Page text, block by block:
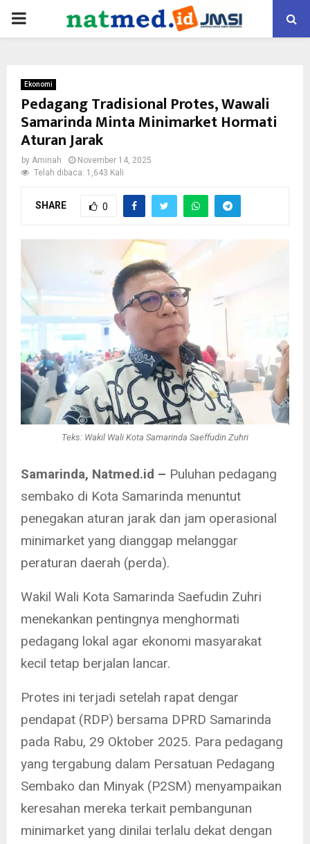
PRIMARY
Ekonomi
Pedagang Tradisional Protes, Wawali
Samarinda Minta Minimarket Hormati
Aturan Jarak
by Aminah
November 14, 2025
Telah dibaca: 1,643 Kali
SHARE 0
Teks: Wakil Wali Kota Samarinda Saeffudin Zuhri
Samarinda, Natmed.id – Puluhan pedagang
sembako di Kota Samarinda menuntut
penegakan aturan jarak dan jam operasional
minimarket yang dianggap melanggar
peraturan daerah (perda).
Wakil Wali Kota Samarinda Saefudin Zuhri
menekankan pentingnya menghormati
pedagang lokal agar ekonomi masyarakat
kecil tetap berjalan lancar.
Protes ini terjadi setelah rapat dengar
pendapat (RDP) bersama DPRD Samarinda
pada Rabu, 29 Oktober 2025. Para pedagang
yang tergabung dalam Persatuan Pedagang
Sembako dan Minyak (P2SM) menyampaikan
keresahan mereka terkait pembangunan
minimarket yang dinilai terlalu dekat dengan